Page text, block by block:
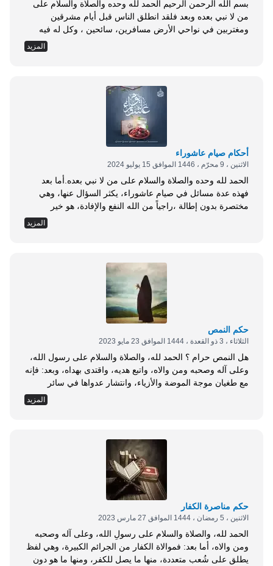
بسم الله الرحمن الرحيم الحمد لله وحده والصلاة والسلام على
من لا نبي بعده وبعد فلقد انطلق الناس قبل أيام مشرقين
ومغتربين في نواحي الأرض مسافرين، سائحين ، وكل له فيه
قصد ومبتغى ، وعلى قدر نياتهم يؤجرون ، ومن عادة المسافرين
نزولهم في الفنادق طلباً للراحة والأنس ، لذا أقدم لكم رسالة
المزيد
أحكام صيام عاشوراء
الاثنين ، 9 محرّم ، 1446 الموافق 15 يوليو 2024
الحمد لله وحده والصلاة والسلام على من لا نبي بعده.أما بعد
فهذه عدة مسائل في صيام عاشوراء، يكثر السؤال عنها، وهي
مختصرة بدون إطالة ،راجياً من الله النفع والإفادة، هو خير
مسؤول ومأمول، ومنه التوفيق والسداد والقبول: المسألة الأولى:
صيام عاشوراء: هو صوم اليوم العاشر من شهر الله المحرم، وهو
المزيد
حكم النمص
الثلاثاء ، 3 ذو القعدة ، 1444 الموافق 23 مايو 2023
هل النمص حرام ؟ الحمد لله، والصلاة والسلام على رسول الله،
وعلى آله وصحبه ومن والاه، واتبع هديه، واقتدى بهداه، وبعد: فإنه
مع طغيان موجة الموضة والأزياء، وانتشار عدواها في سائر
الأرجاء، أصبح النساء مولعات بأضوائها، ملازمات لإنتاجها، متابعات
المزيد
حكم مناصرة الكفار
الاثنين ، 5 رمضان ، 1444 الموافق 27 مارس 2023
الحمد لله، والصلاة والسلام على رسولِ الله، وعلى آله وصحبه
ومن والاه، أما بعد: فموالاة الكفار من الجرائم الكبيرة، وهي لفظ
يطلق على شُعب متعددة، منها ما يصل للكفر، ومنها ما هو دون